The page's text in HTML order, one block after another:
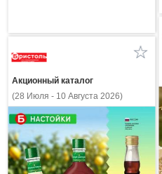
Акционный каталог
(28 Июля - 10 Августа 2026)